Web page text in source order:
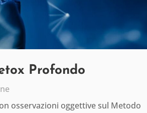
Profondo
osservazioni oggettive sul Metodo